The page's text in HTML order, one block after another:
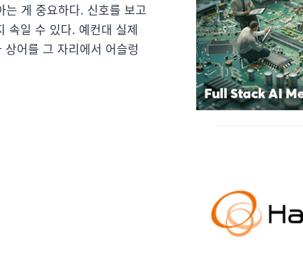
는 게 중요하다. 신호를 보고
속일 수 있다. 예컨대 실제
어를 그 자리에서 어슬렁